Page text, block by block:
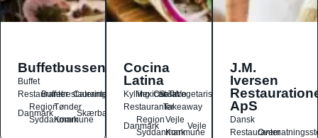
Buffetbussen
Buffet
Restauranter
Buffetrestauranter
Catering
Danmark
Region
Syddanmark
Tønder
Kommune
Skærbæk
Cocina
Latina
Kylling
Mexicansk
OstSalat
TacoVegetarisk
RestauranterTakeaway
Danmark
Region
Syddanmark
Vejle
Kommune
Vejle
J.M.
Iversen
ApS
Dansk
Restauranter